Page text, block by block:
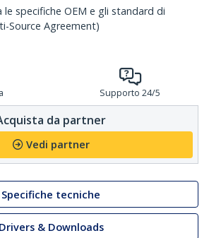
le specifiche OEM e gli standard di
Source Agreement)
Supporto 24/5
da partner
Vedi partner
Specifiche tecniche
Drivers & Downloads